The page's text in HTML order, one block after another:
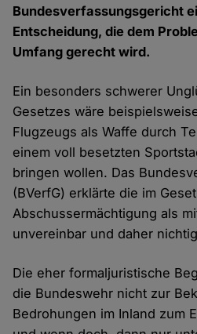
Bundesverfassungsgericht
Entscheidung, die dem
Umfang gerecht wird.
Ein besonders schwerer
Gesetzes wäre
Flugzeugs als Waffe durch
einem voll besetzten
bringen wollen. Das
(BVerfG) erklärte die im
Abschussermächtigung als
unvereinbar und daher
Die eher formaljuristische
die Bundeswehr nicht zur
Bedrohungen im Inland zum